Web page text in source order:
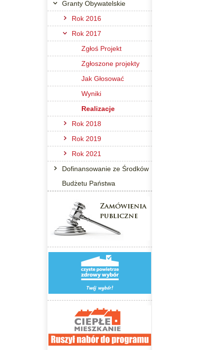
Granty Obywatelskie
Rok 2016
Rok 2017
Zgłoś Projekt
Zgłoszone projekty
Jak Głosować
Wyniki
Realizacje
Rok 2018
Rok 2019
Rok 2021
Dofinansowanie ze Środków
Budżetu Państwa